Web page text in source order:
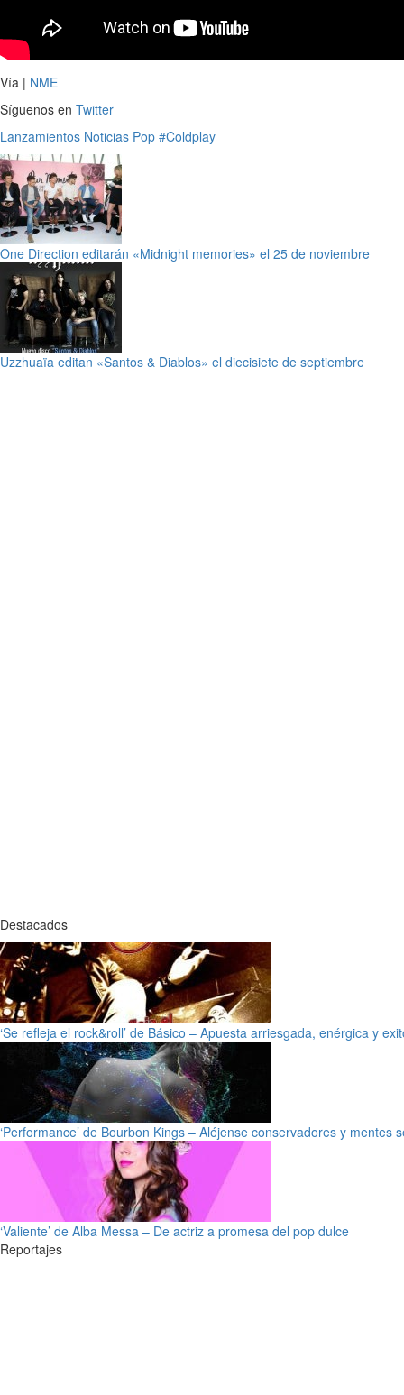
Vía | NME
Síguenos en Twitter
Lanzamientos Noticias Pop #Coldplay
One Direction editarán «Midnight memories» el 25 de noviembre
Uzzhuaïa editan «Santos & Diablos» el diecisiete de septiembre
Destacados
‘Se refleja el rock&roll’ de Básico – Apuesta arriesgada, enérgica y
‘Performance’ de Bourbon Kings – Aléjense conservadores y mentes
‘Valiente’ de Alba Messa – De actriz a promesa del pop dulce
Reportajes